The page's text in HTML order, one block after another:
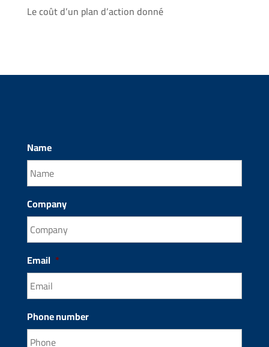
Le coût d’un plan d’action donné
Name
Company
Email *
Phone number